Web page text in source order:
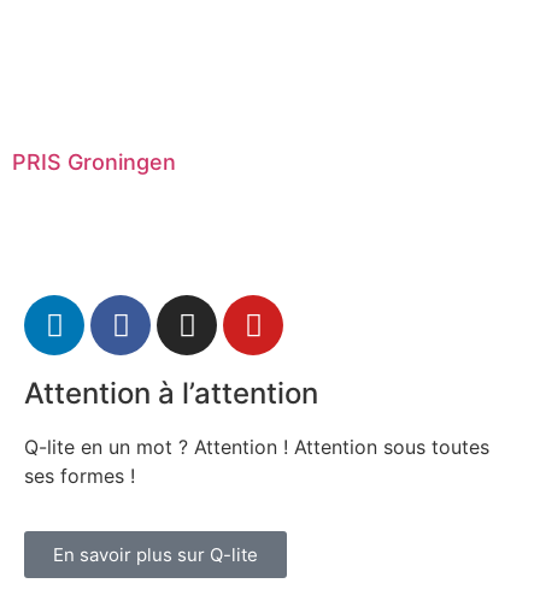
PRIS Groningen
Attention à l’attention
Q-lite en un mot ? Attention ! Attention sous toutes
ses formes !
En savoir plus sur Q-lite